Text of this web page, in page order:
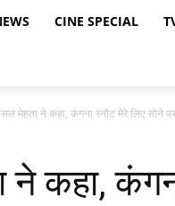
CINE SPECIAL
मेहता ने कहा, कंगना रनौट मेरे लिए सोने
कहा,